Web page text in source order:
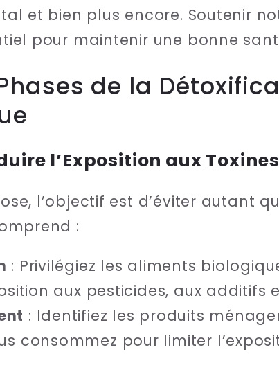
et bien plus encore. Soutenir
pour maintenir une bonne
de la
l’Exposition aux Toxines
l’objectif est d’éviter autant
:
: Privilégiez les aliments
aux pesticides, aux additifs
: Identifiez les produits
consommez pour limiter